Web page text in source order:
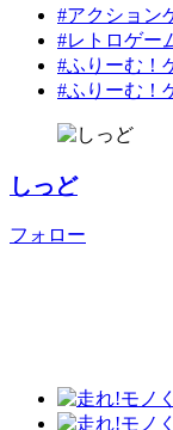
#アクション
#レトロゲー
#ふりーむ！
#ふりーむ！
しっど
フォロー